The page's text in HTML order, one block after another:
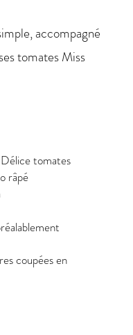
accompagné
tomates Miss
tomates
râpé
coupées en